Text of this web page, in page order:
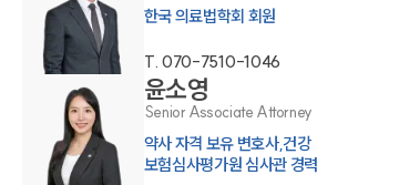
오시는 길
글로벌 파트너 로펌
고객의 소리
통합검색
한국 의료법학회 회원
T. 070-7510-1046
윤소영
Senior Associate Attorney
약사 자격 보유 변호사,건강
보험심사평가원 심사관 경력